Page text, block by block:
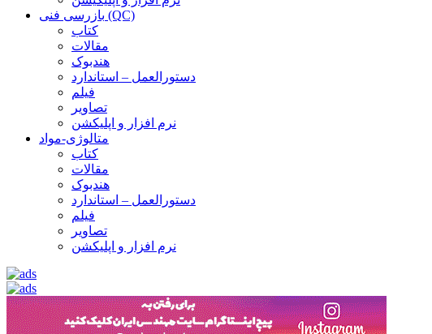
بازرسی فنی (QC)
کتاب
مقالات
هندبوک
دستورالعمل – استاندارد
فیلم
تصاویر
نرم افزار و اپلیکشن
متالوژی-مواد
کتاب
مقالات
هندبوک
دستورالعمل – استاندارد
فیلم
تصاویر
نرم افزار و اپلیکشن